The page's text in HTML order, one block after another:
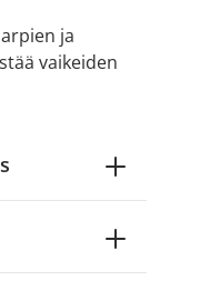
ja
vaikeiden